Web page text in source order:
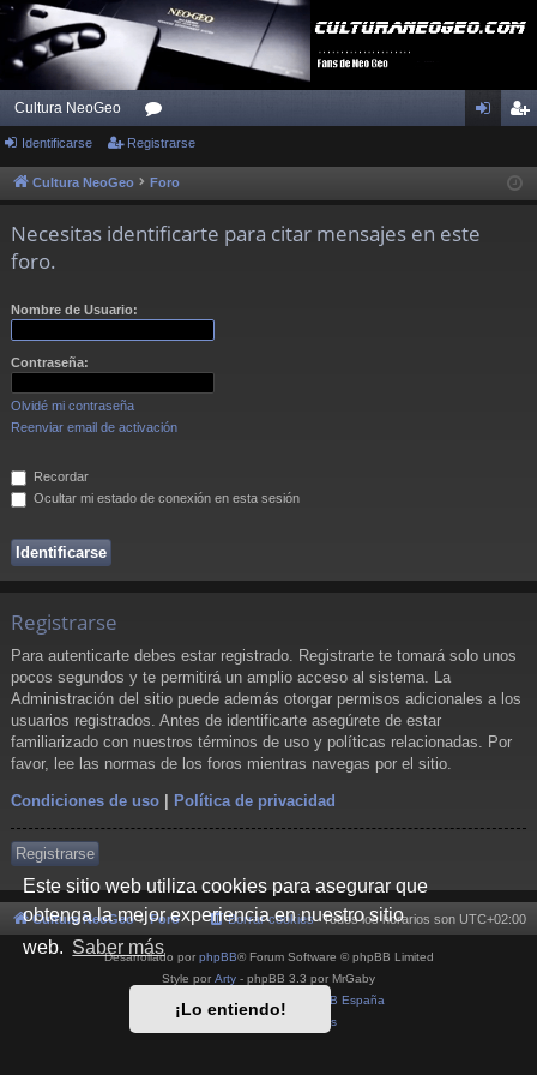
Este sitio web utiliza cookies para asegurar que
obtenga la mejor experiencia en nuestro sitio
web. Saber más
¡Lo entiendo!
Cultura NeoGeo
or
os ist
Identificarse Registrarse
Cultura NeoGeo Foro
Necesitas identificarte para citar mensajes en este
foro.
Nombre de Usuario:
Contraseña:
Olvidé mi contraseña
Reenviar email de activación
Recordar
Ocultar mi estado de conexión en esta sesión
Registrarse
Para autenticarte debes estar registrado. Registrarte te tomará solo unos
pocos segundos y te permitirá un amplio acceso al sistema. La
Administración del sitio puede además otorgar permisos adicionales a los
usuarios registrados. Antes de identificarte asegúrete de estar
familiarizado con nuestros términos de uso y políticas relacionadas. Por
favor, lee las normas de los foros mientras navegas por el sitio.
Condiciones de uso Política de privacidad
Registrarse
Cultura NeoGeo Foro Todos los horarios son UTC+02:00
Borrar cookies
Desarrollado por phpBB® Forum Software © phpBB Limited
Style por Arty - phpBB 3.3 por MrGaby
phpBB España
Condiciones